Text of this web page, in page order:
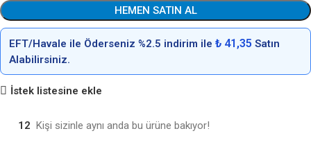
HEMEN SATIN AL
EFT/Havale ile Öderseniz %2.5 indirim ile ₺ 41,35 Satın
Alabilirsiniz.
İstek listesine ekle
12 Kişi sizinle aynı anda bu ürüne bakıyor!